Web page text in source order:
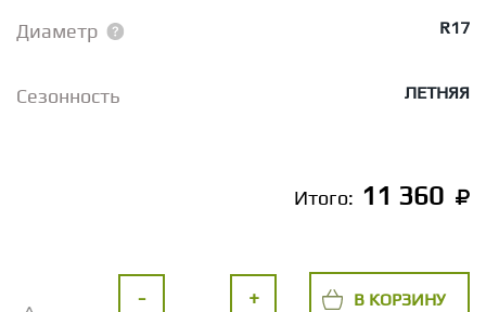
Диаметр R17
Сезонность ЛЕТНЯЯ
Итого: 11 360
- + В КОРЗИНУ